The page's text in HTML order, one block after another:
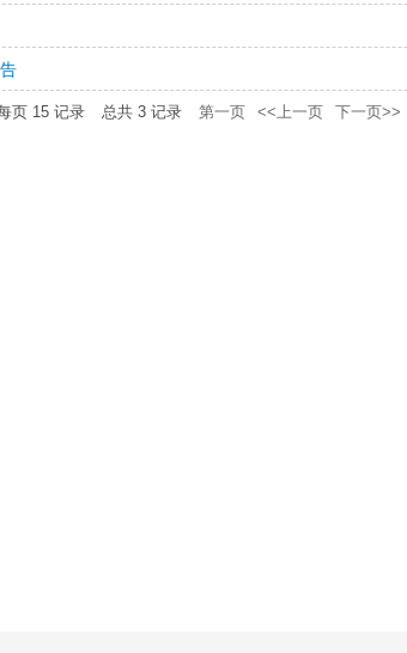
页 15 记录 总共 3 记录 第一页 <<上一页 下一页>>